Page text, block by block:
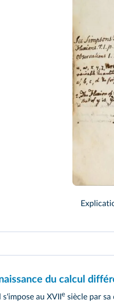
du calcul
au XVII e siècle par sa